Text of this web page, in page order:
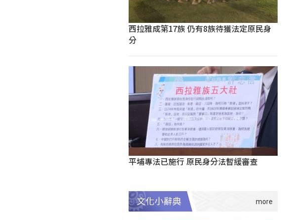
西拉雅成第17族 仍有8族待獲法定原民身
分
平埔專法已施行 原民身分法暫緩審查
文化小辭典